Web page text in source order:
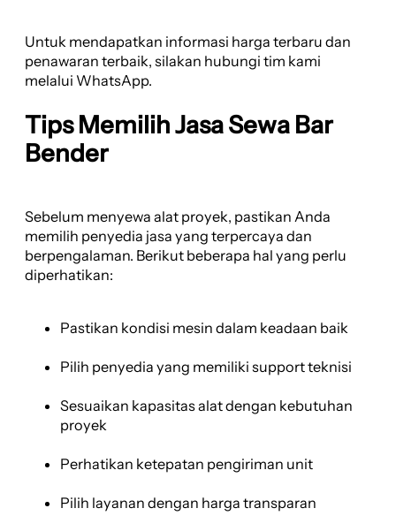
Untuk mendapatkan informasi harga terbaru dan
penawaran terbaik, silakan hubungi tim kami
melalui WhatsApp.
Tips Memilih Jasa Sewa Bar
Bender
Sebelum menyewa alat proyek, pastikan Anda
memilih penyedia jasa yang terpercaya dan
berpengalaman. Berikut beberapa hal yang perlu
diperhatikan:
Pastikan kondisi mesin dalam keadaan baik
Pilih penyedia yang memiliki support teknisi
Sesuaikan kapasitas alat dengan kebutuhan
proyek
Perhatikan ketepatan pengiriman unit
Pilih layanan dengan harga transparan